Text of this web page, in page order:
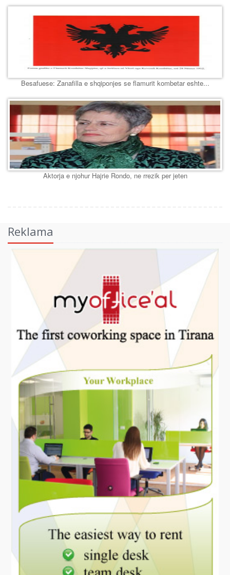
Besafuese: Zanafilla e shqiponjes se flamurit kombetar eshte...
Aktorja e njohur Hajrie Rondo, ne rrezik per jeten
Reklama